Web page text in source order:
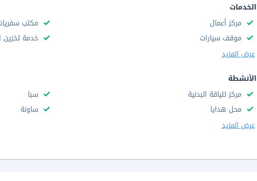
الخدمات
مركز أعمال
مكتب
موقف سيارات
خدمة تخزين
عرض المزيد
الأنشطة
مركز للياقة البدنية
سبا
محل هدايا
ساونة
عرض المزيد